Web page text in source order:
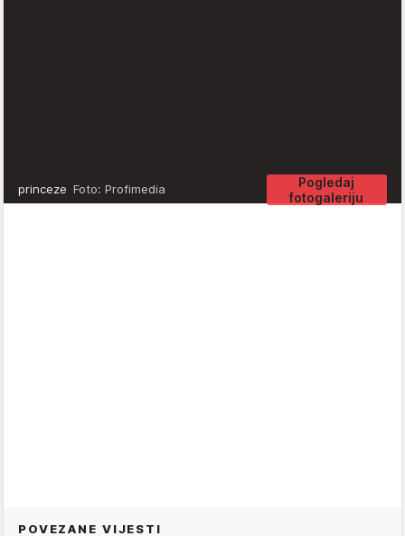
Pogledaj
fotogaleriju
princeze Foto: Profimedia
POVEZANE VIJESTI